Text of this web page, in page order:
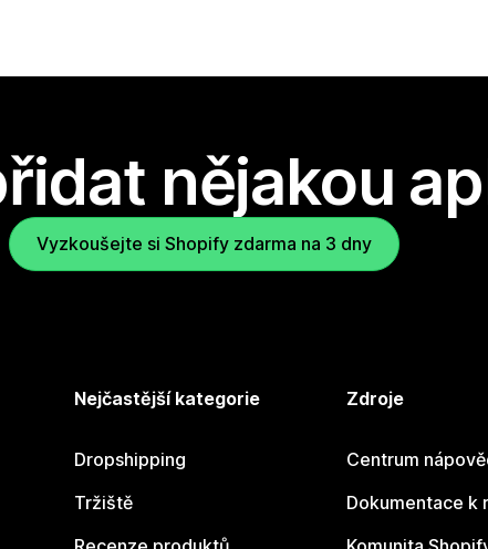
nějakou
Vyzkoušejte si Shopify zdarma na 3 dny
Nejčastější kategorie
Dropshipping
Tržiště
Zdroje
Centrum
Dokumentace k